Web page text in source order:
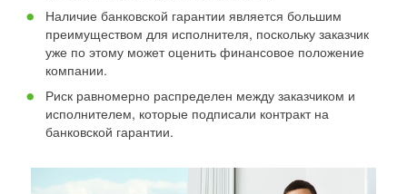
Наличие банковской гарантии является большим
преимуществом для исполнителя, поскольку заказчик
уже по этому может оценить финансовое положение
компании.
Риск равномерно распределен между заказчиком и
исполнителем, которые подписали контракт на
банковской гарантии.